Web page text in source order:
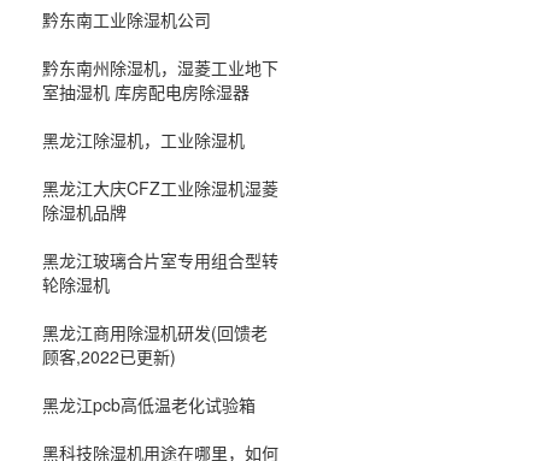
黔东南工业除湿机公司
黔东南州除湿机，湿菱工业地下
室抽湿机 库房配电房除湿器
黑龙江除湿机，工业除湿机
黑龙江大庆CFZ工业除湿机湿菱
除湿机品牌
黑龙江玻璃合片室专用组合型转
轮除湿机
黑龙江商用除湿机研发(回馈老
顾客,2022已更新)
黑龙江pcb高低温老化试验箱
黑科技除湿机用途在哪里，如何